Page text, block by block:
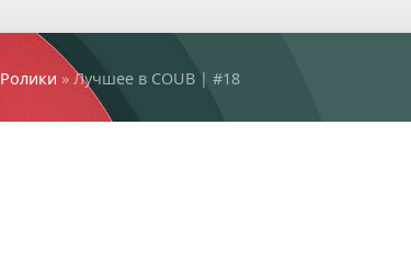
Ролики » Лучшее в COUB | #18